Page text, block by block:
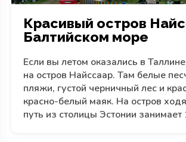
Красивый остров
Балтийском море
Если вы летом оказались в
на остров Найссаар. Там белые
пляжи, густой черничный лес и
красно-белый маяк. На остров
путь из столицы Эстонии занимает